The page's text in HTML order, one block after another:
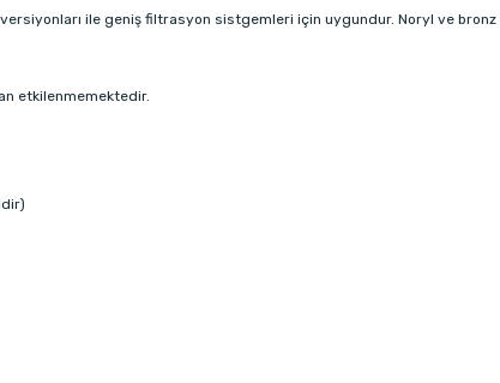
ile geniş filtrasyon sistgemleri için uygundur. Noryl ve
etkilenmemektedir.